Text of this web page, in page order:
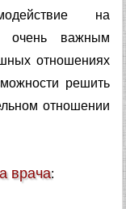
на
очень важным
отношениях
решить
отношении
врача: